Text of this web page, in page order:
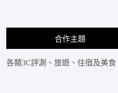
合作主題
各類3C評測、旅遊、住宿及美食